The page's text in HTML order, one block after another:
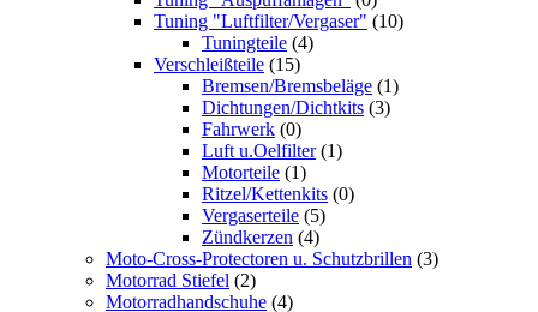
Tuning "Luftfilter/Vergaser" (10)
Tuningteile (4)
Verschleißteile (15)
Bremsen/Bremsbeläge (1)
Dichtungen/Dichtkits (3)
Fahrwerk (0)
Luft u.Oelfilter (1)
Motorteile (1)
Ritzel/Kettenkits (0)
Vergaserteile (5)
Zündkerzen (4)
Moto-Cross-Protectoren u. Schutzbrillen (3)
Motorrad Stiefel (2)
Motorradhandschuhe (4)